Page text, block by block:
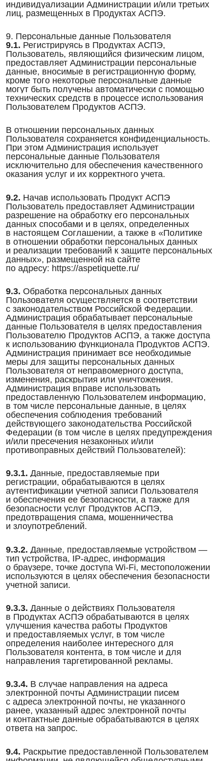
индивидуализации Администрации и/или третьих
лиц, размещенных в Продуктах АСПЭ.
9. Персональные данные Пользователя
9.1. Регистрируясь в Продуктах АСПЭ,
Пользователь, являющийся физическим лицом,
предоставляет Администрации персональные
данные, вносимые в регистрационную форму,
кроме того некоторые персональные данные
могут быть получены автоматически с помощью
технических средств в процессе использования
Пользователем Продуктов АСПЭ.
В отношении персональных данных
Пользователя сохраняется конфиденциальность.
При этом Администрация использует
персональные данные Пользователя
исключительно для обеспечения качественного
оказания услуг и их корректного учета.
9.2. Начав использовать Продукт АСПЭ
Пользователь предоставляет Администрации
разрешение на обработку его персональных
данных способами и в целях, определенных
в настоящем Соглашении, а также в «Политике
в отношении обработки персональных данных
и реализации требований к защите персональных
данных», размещенной на сайте
по адресу: https://aspetiquette.ru/
9.3. Обработка персональных данных
Пользователя осуществляется в соответствии
с законодательством Российской Федерации.
Администрация обрабатывает персональные
данные Пользователя в целях предоставления
Пользователю Продуктов АСПЭ, а также доступа
к использованию функционала Продуктов АСПЭ.
Администрация принимает все необходимые
меры для защиты персональных данных
Пользователя от неправомерного доступа,
изменения, раскрытия или уничтожения.
Администрация вправе использовать
предоставленную Пользователем информацию,
в том числе персональные данные, в целях
обеспечения соблюдения требований
действующего законодательства Российской
Федерации (в том числе в целях предупреждения
и/или пресечения незаконных и/или
противоправных действий Пользователей):
9.3.1. Данные, предоставляемые при
регистрации, обрабатываются в целях
аутентификации учетной записи Пользователя
и обеспечения ее безопасности, а также для
безопасности услуг Продуктов АСПЭ,
предотвращения спама, мошенничества
и злоупотреблений.
9.3.2. Данные, предоставляемые устройством —
тип устройства, IP-адрес, информация
о браузере, точке доступа Wi-Fi, местоположении
используются в целях обеспечения безопасности
учетной записи.
9.3.3. Данные о действиях Пользователя
в Продуктах АСПЭ обрабатываются в целях
улучшения качества работы Продуктов
и предоставляемых услуг, в том числе
определения наиболее интересного для
Пользователя контента, в том числе и для
направления таргетированной рекламы.
9.3.4. В случае направления на адреса
электронной почты Администрации писем
с адреса электронной почты, не указанного
ранее, указанный адрес электронной почты
и контактные данные обрабатываются в целях
ответа на запрос.
9.4. Раскрытие предоставленной Пользователем